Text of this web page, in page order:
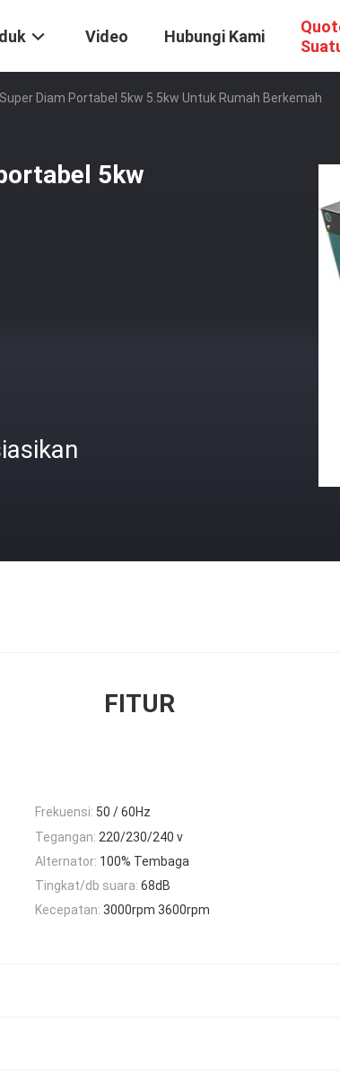
Video Hubungi Kami
Diam Portabel 5kw 5.5kw Untuk Rumah Berkemah
5kw
FITUR
Frekuensi: 50 / 60Hz
Tegangan: 220/230/240 v
Alternator: 100% Tembaga
Tingkat/db suara: 68dB
Kecepatan: 3000rpm 3600rpm